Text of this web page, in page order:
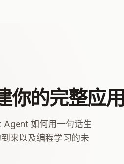
你的完整应用
如何用一句话生
来以及编程学习的未